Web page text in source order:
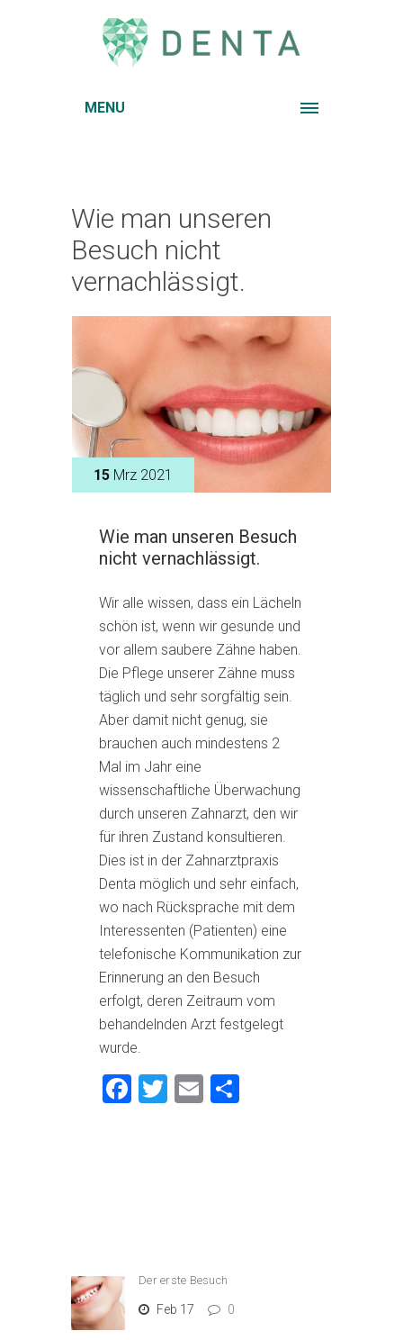
MENU
Wie man unseren
Besuch nicht
vernachlässigt.
15 Mrz 2021
Wie man unseren Besuch
nicht vernachlässigt.
Wir alle wissen, dass ein Lächeln
schön ist, wenn wir gesunde und
vor allem saubere Zähne haben.
Die Pflege unserer Zähne muss
täglich und sehr sorgfältig sein.
Aber damit nicht genug, sie
brauchen auch mindestens 2
Mal im Jahr eine
wissenschaftliche Überwachung
durch unseren Zahnarzt, den wir
für ihren Zustand konsultieren.
Dies ist in der Zahnarztpraxis
Denta möglich und sehr einfach,
wo nach Rücksprache mit dem
Interessenten (Patienten) eine
telefonische Kommunikation zur
Erinnerung an den Besuch
erfolgt, deren Zeitraum vom
behandelnden Arzt festgelegt
wurde.
Facebook
Twitter
Email
Der erste Besuch
Feb 17 0